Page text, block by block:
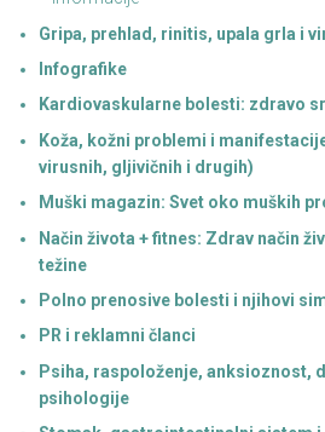
Gripa, prehlad, rinitis, upala grla i
Infografike
Kardiovaskularne bolesti: zdravo
Koža, kožni problemi i
virusnih, gljivičnih i drugih)
Muški magazin: Svet oko muških
Način života + fitnes: Zdrav način
težine
Polno prenosive bolesti i njihovi
PR i reklamni članci
Psiha, raspoloženje, anksioznost,
psihologije